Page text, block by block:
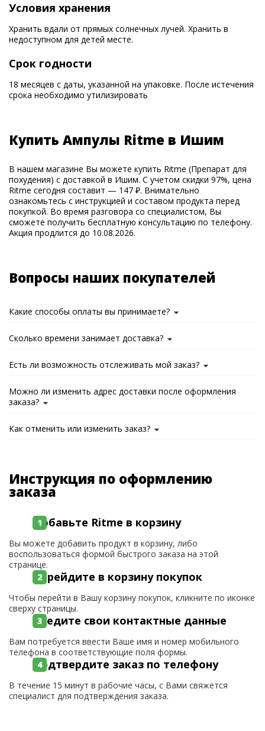
Условия хранения
Хранить вдали от прямых солнечных лучей. Хранить в
недоступном для детей месте.
Срок годности
18 месяцев с даты, указанной на упаковке. После истечения
срока необходимо утилизировать
Купить Ампулы Ritme в Ишим
В нашем магазине Вы можете купить Ritme (Препарат для
похудения) с доставкой в Ишим. С учетом скидки 97%, цена
Ritme сегодня составит — 147 ₽. Внимательно
ознакомьтесь с инструкцией и составом продукта перед
покупкой. Во время разговора со специалистом, Вы
сможете получить бесплатную консультацию по телефону.
Акция продлится до 10.08.2026.
Вопросы наших покупателей
Какие способы оплаты вы принимаете?
Сколько времени занимает доставка?
Есть ли возможность отслеживать мой заказ?
Можно ли изменить адрес доставки после оформления
заказа?
Как отменить или изменить заказ?
Инструкция по оформлению
заказа
Добавьте Ritme в корзину
Вы можете добавить продукт в корзину, либо
воспользоваться формой быстрого заказа на этой
странице.
Перейдите в корзину покупок
Чтобы перейти в Вашу корзину покупок, кликните по иконке
сверху страницы.
Введите свои контактные данные
Вам потребуется ввести Ваше имя и номер мобильного
телефона в соответствующие поля формы.
Подтвердите заказ по телефону
В течение 15 минут в рабочие часы, с Вами свяжется
специалист для подтверждения заказа.